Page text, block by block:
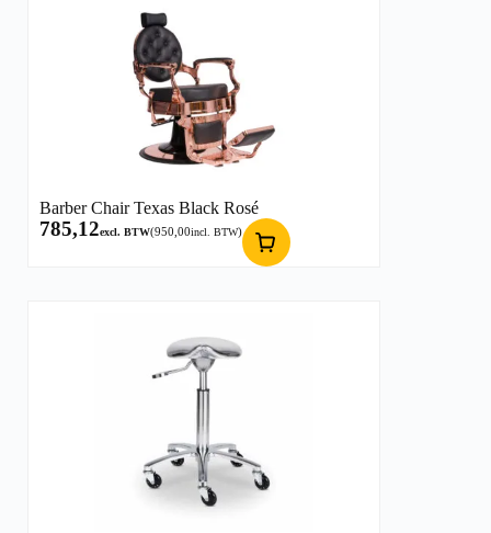
Barber Chair Texas Black Rosé
785,12excl. BTW(950,00incl. BTW)